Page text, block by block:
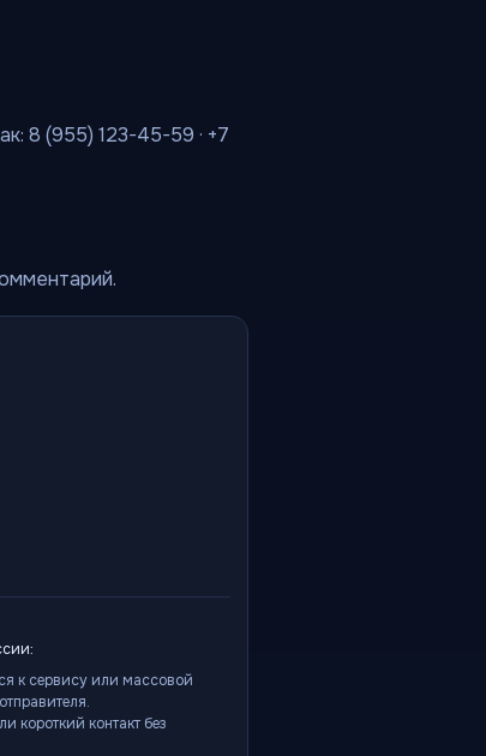
8 (955) 123-45-59 · +7
к сервису или массовой
короткий контакт без